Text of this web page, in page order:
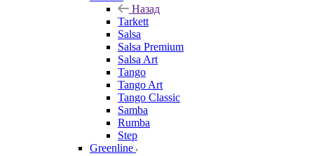
Назад
Tarkett
Salsa
Salsa Premium
Salsa Art
Tango
Tango Art
Tango Classic
Samba
Rumba
Step
Greenline